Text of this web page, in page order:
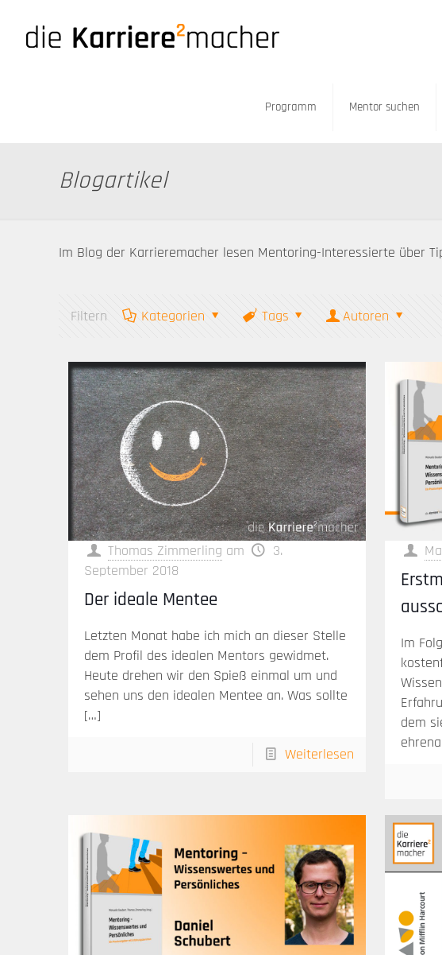
Programm Mentor suchen
Blogartikel
Im Blog der Karrieremacher lesen Mentoring-Interessierte über
Filtern Kategorien Tags Autoren
Thomas Zimmerling am
3.
September 2018
Der ideale Mentee
Letzten Monat habe ich mich an dieser Stelle
dem Profil des idealen Mentors gewidmet.
Heute drehen wir den Spieß einmal um und
sehen uns den idealen Mentee an. Was sollte
[…]
Weiterlesen
Im
dem